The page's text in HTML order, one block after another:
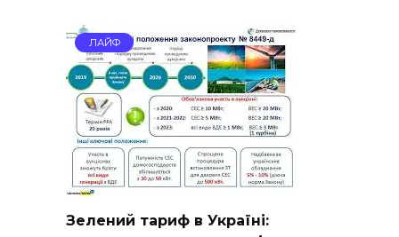
ЛАЙФ
Зелений тариф в Україні: